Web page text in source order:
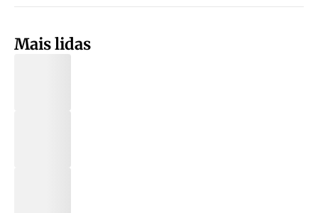
Mais lidas